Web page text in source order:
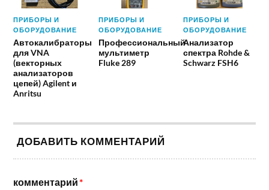
ПРИБОРЫ И
ОБОРУДОВАНИЕ
Автокалибраторы
для VNA
(векторных
анализаторов
цепей) Agilent и
Anritsu
ПРИБОРЫ И
ОБОРУДОВАНИЕ
Профессиональный
мультиметр
Fluke 289
ПРИБОРЫ И
ОБОРУДОВАНИЕ
Анализатор
спектра Rohde &
Schwarz FSH6
ДОБАВИТЬ КОММЕНТАРИЙ
комментарий*